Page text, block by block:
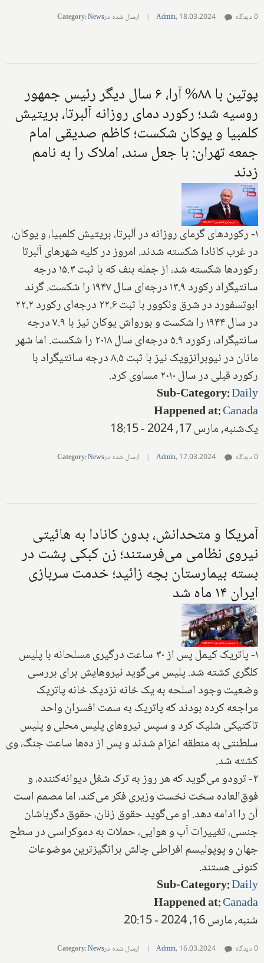
Admin, 18.03.2024
| ارسال شده در Category:News 0 دیدگاه
پوتین با ۸۸% آرا، ۶ سال دیگر رئیس جمهور
روسیه شد؛ رکورد دمای روزانه آلبرتا، بریتیش
کلمبیا و یوکان شکست؛ کاظم صدیقی امام
جمعه تهران: با جعل سند، املاک را به نامم
زدند
۱- رکوردهای گرمای روزانه در آلبرتا، بریتیش کلمبیا، و یوکان،
در غرب کانادا شکسته شدند. امروز در کلیه شهرهای آلبرتا
رکوردها شکسته شد، از جمله بنف که با ثبت ۱۵.۳ درجه
سانتیگراد رکورد ۱۳.۹ درجه‌ای سال ۱۹۴۷ را شکست. گرند
ابوتسفورد در شرق ونکوور با ثبت ۲۲.۶ درجه‌ای رکورد ۲۲.۲
در سال ۱۹۴۴ را شکست و بورواش یوکان نیز با ۷.۹ درجه
سانتیگراد، رکورد ۵.۹ درجه‌ای سال ۲۰۱۸ را شکست. اما شهر
مانان در نیوبرانزویک نیز با ثبت ۸.۵ درجه سانتیگراد با
رکورد قبلی در سال ۲۰۱۰ مساوی کرد.
Sub-Category:Daily
Happened at:Canada
یک‌شنبه, مارس 17, 2024 - 18:15
Admin, 17.03.2024
| ارسال شده در Category:News 0 دیدگاه
آمریکا و متحدانش، بدون کانادا به هائیتی
نیروی نظامی می‌فرستند؛ زن کبکی پشت در
بسته بیمارستان بچه زائید؛ خدمت سربازی
ایران ۱۴ ماه شد
۱- پاتریک کیمل پس از ۳۰ ساعت درگیری مسلحانه با پلیس
کلگری کشته شد. پلیس می‌گوید نیروهایش برای بررسی
وضعیت وجود اسلحه به یک خانه نزدیک خانه پاتریک
مراجعه کرده بودند که پاتریک به سمت افسران واحد
تاکتیکی شلیک کرد و سپس نیروهای پلیس محلی و پلیس
سلطنتی به منطقه اعزام شدند و پس از ده‌ها ساعت جنگ، وی
کشته شد.
۲- ترودو می‌گوید که هر روز به ترک شغل دیوانه‌کننده، و
فوق‌العاده سخت نخست وزیری فکر می‌کند، اما مصمم است
آن را ادامه دهد. او می‌گوید حقوق زنان، حقوق دگرباشان
جنسی، تغییرات آب و هوایی، حملات به دموکراسی در سطح
جهان و پوپولیسم افراطی چالش برانگیزترین موضوعات
کنونی هستند.
Sub-Category:Daily
Happened at:Canada
شنبه, مارس 16, 2024 - 20:15
Admin, 16.03.2024
| ارسال شده در Category:News 0 دیدگاه